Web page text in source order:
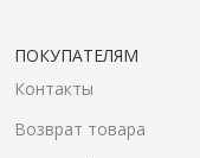
ПОКУПАТЕЛЯМ
Контакты
Возврат товара